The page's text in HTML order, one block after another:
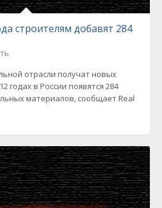
строителям добавят 284
отрасли получат новых
годах в России появятся 284
материалов, сообщает Real